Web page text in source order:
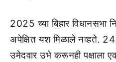
2025 च्या बिहार विधानसभा
अपेक्षित यश मिळाले नव्हते.
उमेदवार उभे करूनही पक्षाला